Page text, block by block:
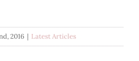
2016 | Latest Articles